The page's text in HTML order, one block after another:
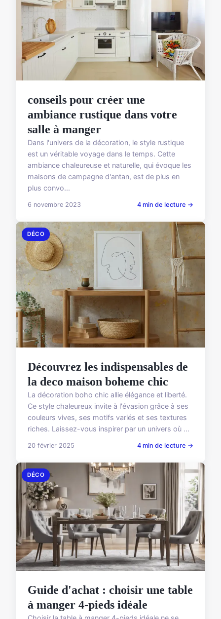
conseils pour créer une
ambiance rustique dans votre
salle à manger
Dans l'univers de la décoration, le style rustique
est un véritable voyage dans le temps. Cette
ambiance chaleureuse et naturelle, qui évoque les
maisons de campagne d'antan, est de plus en
plus convo...
6 novembre 2023 4 min de lecture →
DÉCO
Découvrez les indispensables de
la deco maison boheme chic
La décoration boho chic allie élégance et liberté.
Ce style chaleureux invite à l'évasion grâce à ses
couleurs vives, ses motifs variés et ses textures
riches. Laissez-vous inspirer par un univers où ...
20 février 2025 4 min de lecture →
DÉCO
Guide d'achat : choisir une table
à manger 4-pieds idéale